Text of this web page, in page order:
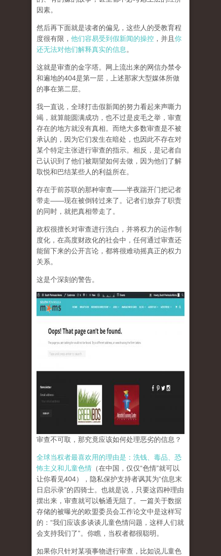
因素。
然后再下面就是读者的偏见，这些人的受教育程
度很有限， 他们容易受到假新闻的操控 ，并且 你
还无法对他们解释真实的信息 。
这就是审查的金字塔。网上流出来的网信办禁令
和遍地的404是第一层，上述那家大型媒体所做
的事在第二层。
我一直说，全球打击假新闻的努力看起来声嘶力
竭，就算能圆满成功，也不过是皮毛之举，审查
存在的地方就没有真相。而绝大多数审查是不被
承认的，因为它们发生在暗处，也因此不存在对
某个特定主张进行审查的指示。相反，是记者自
己认识到了他们被期望如何去做，因为他们了解
取悦和巴结某些人的利益所在。
存在于前苏联的那种审查——半夜踹开门把记者
带走——现在被倒转过来了。记者们放弃了职责
的同时，就把真相带走了。
政权很擅长对审查进行洗白，并将权力的运作制
度化，在高度财政化的社会中，任何通过审查还
能留下来的公开言论，都将很难动摇真正的权力
关系。
这是个深刻的警告。
审查不可取，那究竟应该如何处理恶劣的信息？
全球当权者最喜欢用的理由是：洗钱、毒品、恐
怖主义和儿童色情 （在中国，仅仅“色情”就可以
让你看见404），隐私保护支持者讽其为“信息末
日启示录”的四骑士。也就是说，只要这四种理由
摆出来，审查就可以畅通无阻了。一篇关于数据
存储的被曝光的欧盟委员会工作论文中是这样写
的：“我们应该多谈谈儿童色情问题，这样人们就
会支持我们了”。你瞧，当权者都很聪明。
如果你只针对某项事物进行审查，比如说儿童色